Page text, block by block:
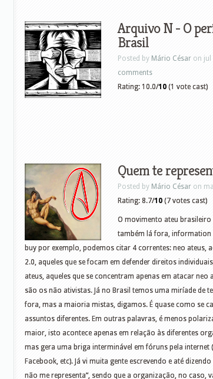
Arquivo N - O
Brasil
Posted by Mário César on jul
comments
Rating: 10.0/10 (1 vote cast)
Quem te
Posted by Mário César on
Rating: 8.7/10 (7 votes cast)
O movimento ateu
também lá fora, information
buy por exemplo, podemos citar 4 correntes: neo ateus,
2.0, aqueles que se focam em defender direitos
ateus, aqueles que se concentram apenas em atacar neo
são os não ativistas. Já no Brasil temos uma miríade de
fora, mas a maioria mistas, digamos. É quase como se
assuntos diferentes. Em outras palavras, é menos
maior, isto acontece apenas em relação às diferentes
mas gera uma briga interminável em fóruns pela
Facebook, etc). Já vi muita gente escrevendo e até
não me representa”, sendo que a organização, no caso,